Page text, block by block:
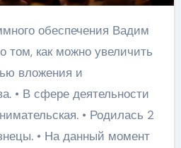
том, как можно увеличить
вложения и
• В сфере деятельности
• Родилась 2
• На данный момент